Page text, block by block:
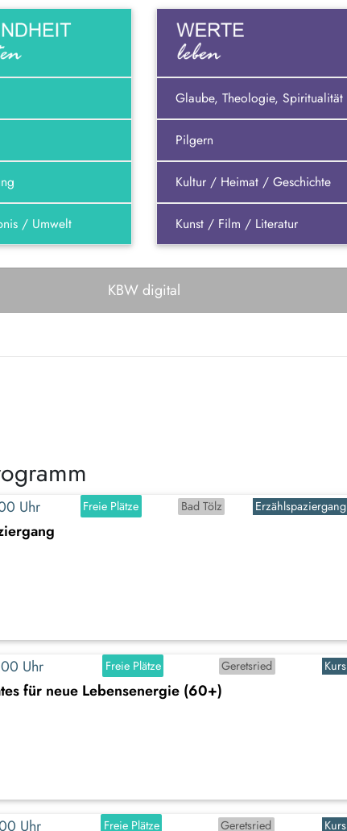
/ Umwelt
Glaube, Theologie, Spiritualität
Pilgern
Kultur / Heimat / Geschichte
Kunst / Film / Literatur
KBW digital
Uhr Freie Plätze Bad Tölz Erzählspaziergang
Uhr Freie Plätze Geretsried Kurs
für neue Lebensenergie (60+)
Uhr Freie Plätze Geretsried Kurs